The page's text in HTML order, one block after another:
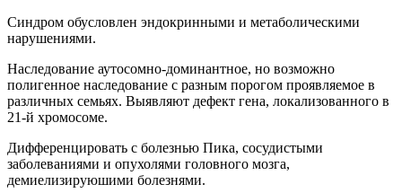
Синдром обусловлен эндокринными и метаболическими
нарушениями.
Наследование аутосомно-доминантное, но возможно
полигенное наследование с разным порогом проявляемое в
различных семьях. Выявляют дефект гена, локализованного в
21-й хромосоме.
Дифференцировать с болезнью Пика, сосудистыми
заболеваниями и опухолями головного мозга,
демиелизируюшими болезнями.